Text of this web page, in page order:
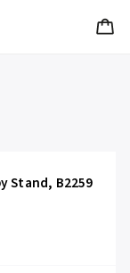
Stand, B2259